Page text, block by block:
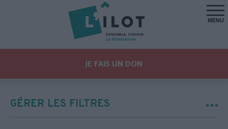
MENU
JE FAIS UN DON
GÉRER LES FILTRES